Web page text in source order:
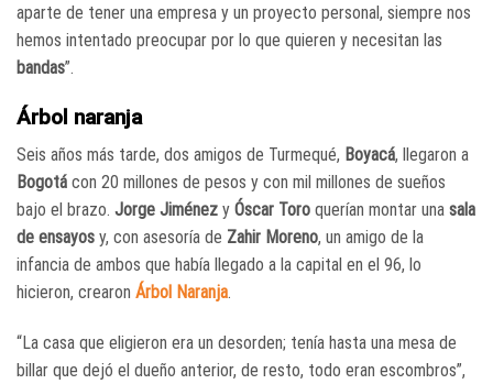
aparte de tener una empresa y un proyecto personal, siempre nos
hemos intentado preocupar por lo que quieren y necesitan las
bandas”.
Árbol naranja
Seis años más tarde, dos amigos de Turmequé, Boyacá, llegaron a
Bogotá con 20 millones de pesos y con mil millones de sueños
bajo el brazo. Jorge Jiménez y Óscar Toro querían montar una sala
de ensayos y, con asesoría de Zahir Moreno, un amigo de la
infancia de ambos que había llegado a la capital en el 96, lo
hicieron, crearon Árbol Naranja.
“La casa que eligieron era un desorden; tenía hasta una mesa de
billar que dejó el dueño anterior, de resto, todo eran escombros”,